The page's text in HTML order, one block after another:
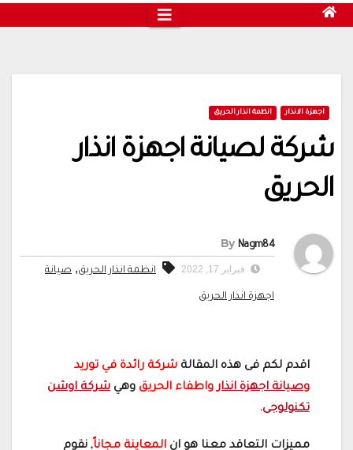
اجهزة الانذار انظمة انذار الحريق
شركة لصيانة اجهزة انذار
الحريق
By Nagm84
فبراير 17, 2022 انظمة انذار الحريق, صيانة
اجهزة انذار الحريق
اقدم لكم فى هذه المقالة شركة رائدة في توريد
وصيانة اجهزة انذارواطفاء الحريق وهي شركة اوشن
تكنولوجى.
مميزات التعاقد معنا هو ان المعاينة مجاناً, نقوم